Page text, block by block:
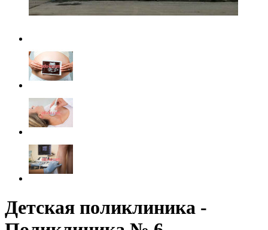
Детская поликлиника -